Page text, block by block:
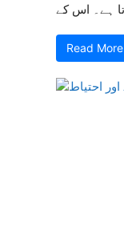
Read More